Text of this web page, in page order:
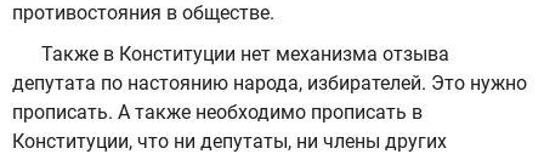
противостояния в обществе.
Также в Конституции нет механизма отзыва
депутата по настоянию народа, избирателей. Это нужно
прописать. А также необходимо прописать в
Конституции, что ни депутаты, ни члены других